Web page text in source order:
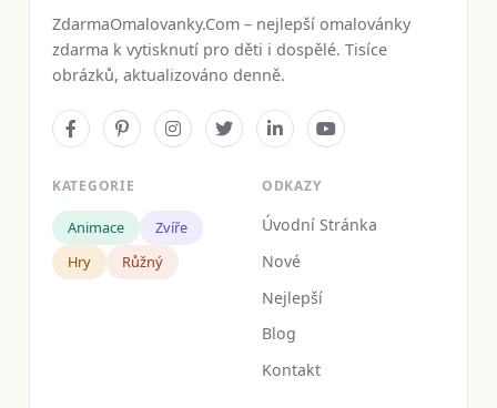
ZdarmaOmalovanky.Com – nejlepší omalovánky
zdarma k vytisknutí pro děti i dospělé. Tisíce
obrázků, aktualizováno denně.
KATEGORIE
Animace
Zvíře
Hry
Růžný
ODKAZY
Úvodní Stránka
Nové
Nejlepší
Blog
Kontakt